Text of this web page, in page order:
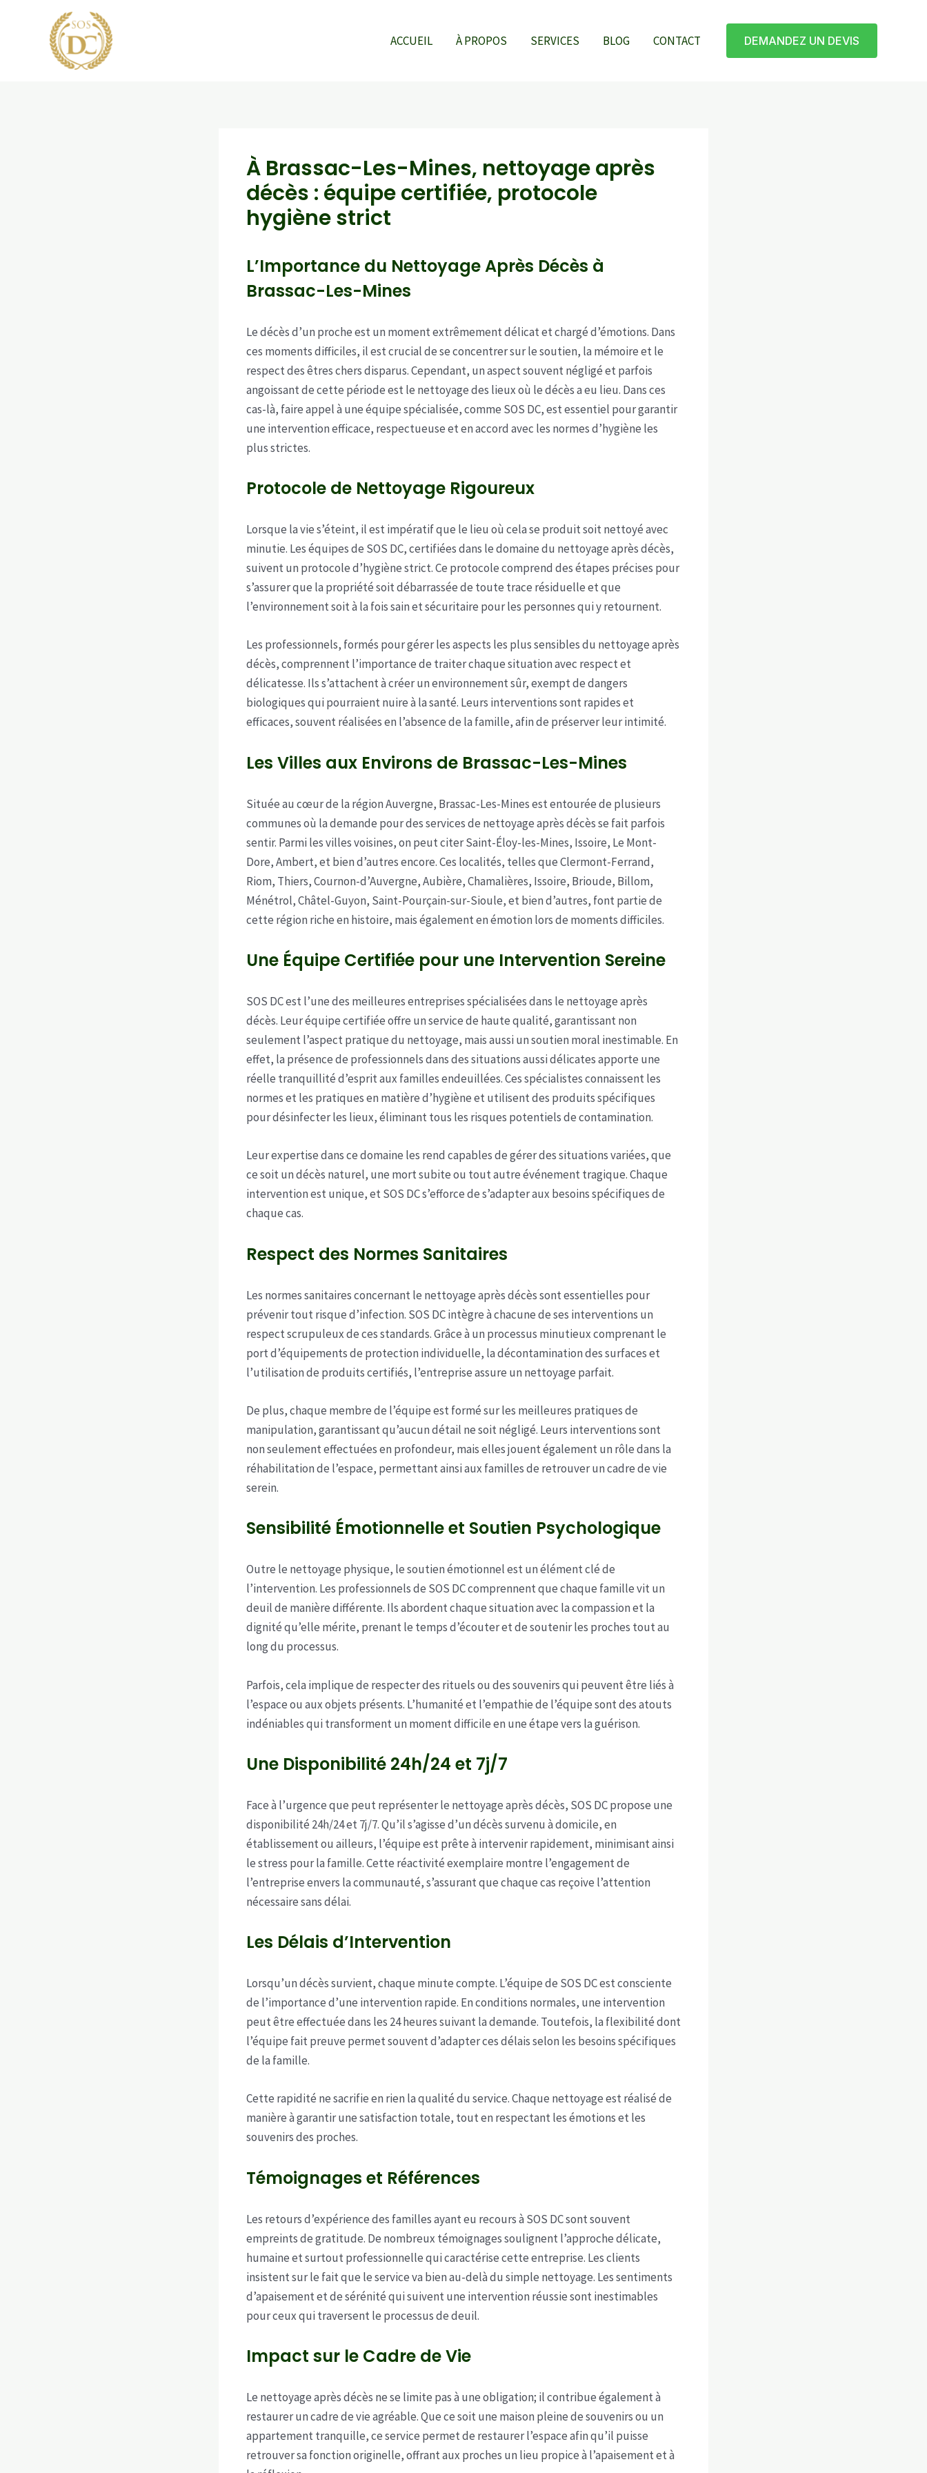
ACCUEIL À PROPOS SERVICES BLOG CONTACT DEMANDEZ UN DEVIS
À Brassac-Les-Mines, nettoyage après
décès : équipe certifiée, protocole
hygiène strict
L’Importance du Nettoyage Après Décès à
Brassac-Les-Mines
Le décès d’un proche est un moment extrêmement délicat et chargé d’émotions. Dans
ces moments difficiles, il est crucial de se concentrer sur le soutien, la mémoire et le
respect des êtres chers disparus. Cependant, un aspect souvent négligé et parfois
angoissant de cette période est le nettoyage des lieux où le décès a eu lieu. Dans ces
cas-là, faire appel à une équipe spécialisée, comme SOS DC, est essentiel pour garantir
une intervention efficace, respectueuse et en accord avec les normes d’hygiène les
plus strictes.
Protocole de Nettoyage Rigoureux
Lorsque la vie s’éteint, il est impératif que le lieu où cela se produit soit nettoyé avec
minutie. Les équipes de SOS DC, certifiées dans le domaine du nettoyage après décès,
suivent un protocole d’hygiène strict. Ce protocole comprend des étapes précises pour
s’assurer que la propriété soit débarrassée de toute trace résiduelle et que
l’environnement soit à la fois sain et sécuritaire pour les personnes qui y retournent.
Les professionnels, formés pour gérer les aspects les plus sensibles du nettoyage après
décès, comprennent l’importance de traiter chaque situation avec respect et
délicatesse. Ils s’attachent à créer un environnement sûr, exempt de dangers
biologiques qui pourraient nuire à la santé. Leurs interventions sont rapides et
efficaces, souvent réalisées en l’absence de la famille, afin de préserver leur intimité.
Les Villes aux Environs de Brassac-Les-Mines
Située au cœur de la région Auvergne, Brassac-Les-Mines est entourée de plusieurs
communes où la demande pour des services de nettoyage après décès se fait parfois
sentir. Parmi les villes voisines, on peut citer Saint-Éloy-les-Mines, Issoire, Le Mont-
Dore, Ambert, et bien d’autres encore. Ces localités, telles que Clermont-Ferrand,
Riom, Thiers, Cournon-d’Auvergne, Aubière, Chamalières, Issoire, Brioude, Billom,
Ménétrol, Châtel-Guyon, Saint-Pourçain-sur-Sioule, et bien d’autres, font partie de
cette région riche en histoire, mais également en émotion lors de moments difficiles.
Une Équipe Certifiée pour une Intervention Sereine
SOS DC est l’une des meilleures entreprises spécialisées dans le nettoyage après
décès. Leur équipe certifiée offre un service de haute qualité, garantissant non
seulement l’aspect pratique du nettoyage, mais aussi un soutien moral inestimable. En
effet, la présence de professionnels dans des situations aussi délicates apporte une
réelle tranquillité d’esprit aux familles endeuillées. Ces spécialistes connaissent les
normes et les pratiques en matière d’hygiène et utilisent des produits spécifiques
pour désinfecter les lieux, éliminant tous les risques potentiels de contamination.
Leur expertise dans ce domaine les rend capables de gérer des situations variées, que
ce soit un décès naturel, une mort subite ou tout autre événement tragique. Chaque
intervention est unique, et SOS DC s’efforce de s’adapter aux besoins spécifiques de
chaque cas.
Respect des Normes Sanitaires
Les normes sanitaires concernant le nettoyage après décès sont essentielles pour
prévenir tout risque d’infection. SOS DC intègre à chacune de ses interventions un
respect scrupuleux de ces standards. Grâce à un processus minutieux comprenant le
port d’équipements de protection individuelle, la décontamination des surfaces et
l’utilisation de produits certifiés, l’entreprise assure un nettoyage parfait.
De plus, chaque membre de l’équipe est formé sur les meilleures pratiques de
manipulation, garantissant qu’aucun détail ne soit négligé. Leurs interventions sont
non seulement effectuées en profondeur, mais elles jouent également un rôle dans la
réhabilitation de l’espace, permettant ainsi aux familles de retrouver un cadre de vie
serein.
Sensibilité Émotionnelle et Soutien Psychologique
Outre le nettoyage physique, le soutien émotionnel est un élément clé de
l’intervention. Les professionnels de SOS DC comprennent que chaque famille vit un
deuil de manière différente. Ils abordent chaque situation avec la compassion et la
dignité qu’elle mérite, prenant le temps d’écouter et de soutenir les proches tout au
long du processus.
Parfois, cela implique de respecter des rituels ou des souvenirs qui peuvent être liés à
l’espace ou aux objets présents. L’humanité et l’empathie de l’équipe sont des atouts
indéniables qui transforment un moment difficile en une étape vers la guérison.
Une Disponibilité 24h/24 et 7j/7
Face à l’urgence que peut représenter le nettoyage après décès, SOS DC propose une
disponibilité 24h/24 et 7j/7. Qu’il s’agisse d’un décès survenu à domicile, en
établissement ou ailleurs, l’équipe est prête à intervenir rapidement, minimisant ainsi
le stress pour la famille. Cette réactivité exemplaire montre l’engagement de
l’entreprise envers la communauté, s’assurant que chaque cas reçoive l’attention
nécessaire sans délai.
Les Délais d’Intervention
Lorsqu’un décès survient, chaque minute compte. L’équipe de SOS DC est consciente
de l’importance d’une intervention rapide. En conditions normales, une intervention
peut être effectuée dans les 24 heures suivant la demande. Toutefois, la flexibilité dont
l’équipe fait preuve permet souvent d’adapter ces délais selon les besoins spécifiques
de la famille.
Cette rapidité ne sacrifie en rien la qualité du service. Chaque nettoyage est réalisé de
manière à garantir une satisfaction totale, tout en respectant les émotions et les
souvenirs des proches.
Témoignages et Références
Les retours d’expérience des familles ayant eu recours à SOS DC sont souvent
empreints de gratitude. De nombreux témoignages soulignent l’approche délicate,
humaine et surtout professionnelle qui caractérise cette entreprise. Les clients
insistent sur le fait que le service va bien au-delà du simple nettoyage. Les sentiments
d’apaisement et de sérénité qui suivent une intervention réussie sont inestimables
pour ceux qui traversent le processus de deuil.
Impact sur le Cadre de Vie
Le nettoyage après décès ne se limite pas à une obligation; il contribue également à
restaurer un cadre de vie agréable. Que ce soit une maison pleine de souvenirs ou un
appartement tranquille, ce service permet de restaurer l’espace afin qu’il puisse
retrouver sa fonction originelle, offrant aux proches un lieu propice à l’apaisement et à